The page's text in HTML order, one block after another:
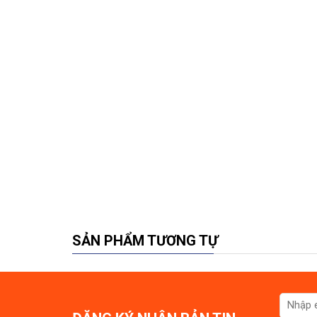
SẢN PHẨM TƯƠNG TỰ